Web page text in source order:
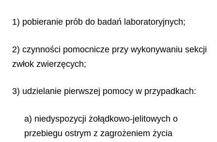
1) pobieranie prób do badań laboratoryjnych;
2) czynności pomocnicze przy wykonywaniu sekcji
zwłok zwierzęcych;
3) udzielanie pierwszej pomocy w przypadkach:
a) niedyspozycji żołądkowo-jelitowych o
przebiegu ostrym z zagrożeniem życia